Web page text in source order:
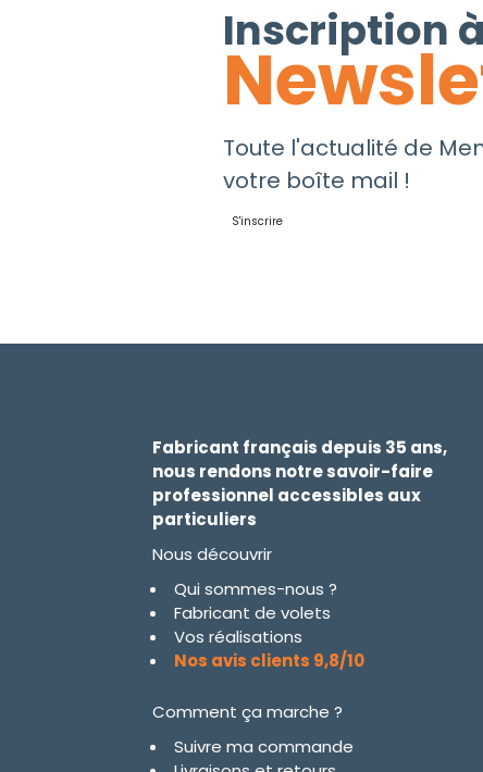
Inscription
Toute l'actualité de
votre boîte mail !
S'inscrire
Fabricant français depuis 35 ans,
nous rendons notre savoir-faire
professionnel accessibles aux
particuliers
Nous découvrir
Qui sommes-nous ?
Fabricant de volets
Vos réalisations
Nos avis clients 9,8/10
Comment ça marche ?
Suivre ma commande